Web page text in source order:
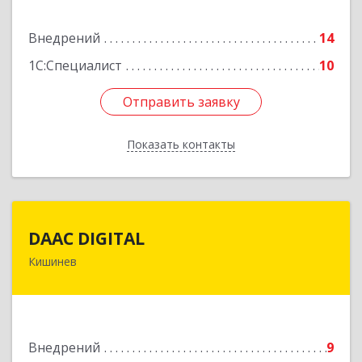
Внедрений
14
1С:Специалист
10
Отправить заявку
Показать контакты
Отправить заявку
Назад
DAAC DIGITAL
Кишинев
Внедрений
9